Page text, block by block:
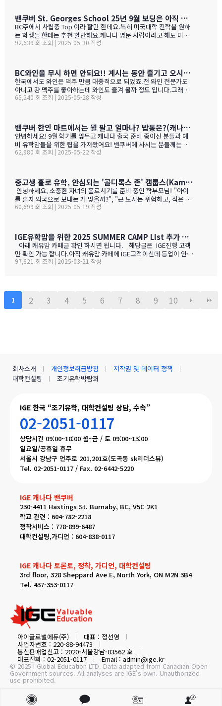
고등학교의 경우 (9개 지표):평균 시험 점수 (Average exam mark)
졸업률 (Diploma completion rate)학생당 이수 과목 수 (Courses
taken per student)진급 지연율 (Delayed advancement rate)
시험 낙제율 (Percentage of exams failed)학교 vs 시험 점수 차
이 (School vs. exam mark difference) 7-9. 성별 격차 지표 3개
밴쿠버 St. Georges School 25년 9월 보딩은 아직 자리가 있다고 하네요.
BC주에서 사립중 Top 이라 할만 한데요.특히 미국대학 진학을 원하
는 학생들 한테는 추천 할만해요.캐나다 명문 사립이라고 해도 미국
대학 진학은 그저그런 학교도 많거던요.이학교가 하여간 학비+보딩
ent TuitionCanadian Students$73,500American / Mexican / or
Non-Resident Canadian Students$84,000International Stude
nts$99,500
92,639 회 조회 | 2025-05-30 작성
BC와인을 무시 하면 안되요!! 계시는 동안 즐기고 오시기를 바랍니다. (밴쿠버에서 소주는 얼마?)
한국에서도 와인은 맥주 만큼 대중적으로 되었죠.전 와인 전문가도
아니고 걍 맥주를 좋아하는데 와인도 즐겨 볼까 정도 입니다.그래도
와인을 이것 저것 10년넘게 먹다 보니 캐나다, 미국 와인이 유럽산 대
나가 술을 마트,편의점에서 팔지 않고 따로 리쿼스토어나 와인 N 비
어 스토어만 가야 살수 있다는 것이죠.하여간 이번에는 BC와인 장점
을 한번 알아볼게요. GPT가 정리 해본 글이에요. 한번 보세요.그리고
어떤 와인이 있나? 아래 사진으로 함 보세요.ㅎㅎ 그리고 밴쿠버에서
파는 한국 소주 종류와 가격도 함 보세요. 당연 한국보다 비싸죠!!!1.
0-15 % 길고, 일교차가 커 산도가 살아 있음. 서늘한 밤 덕분에 과일
향이 …
65,240 회 조회 | 2025-05-28 작성
밴쿠버 한인 마트에서는 뭘 팔고 얼마나? 밥통은?(캐나다 출국 준비 중이신 분들과 예비 유학맘들을 위한)
안녕하세요! 9월 학기를 앞두고 캐나다 출국 준비 중이신 분들과 예
비 유학맘들을 위한 팁을 가져왔어요! 밴쿠버에 사시는 분들께는 이
미 익숙한 정보일 수도 있지만, 처음 가시는 분들께는 정말 유용할 거
하지만, 밴쿠버 지역에서는 한남마트도 있죠. (홍보글 절대 아님 ㅋ
ㅋ)사진들을 보시면서 가격대와 어떤 물건들이 있는지 미리 체크해
보세요!특히 주목할 점은 전기밥솥인데요, 한국에서 가져간 제품은
전압이 달라서 사용할 수 없어서 어쩔 수 없이 현지에서 새로 구입해
야 하는 것중 하나 일수 있죠? 하기는 요새는 워낙 밥들을 먹지 않다
62,980 회 조회 | 2025-05-22 작성
중고생 홀로 유학, 안심되는 '골디록스 존' 캠룹스(Kamloops)가 정답입니다
를 혼자 외국으로 보내는 게 맞을까?", "큰 도시는 위험하고, 작은 도
시는 교육환경이 부족할까?" 이런 고민으로 밤잠 설치시죠? 오늘은
록스 존이란 '너무 크지도 작지도 않은, 딱 적당한 환경'을 말해요. 아
이 혼자 유학가기에 캠룹스가 딱 맞는 이유, 함께 알아볼까요? ?️ 아
이 혼자서도 쉽게 적응할 수 있는 도시 규모 인구 약 1…
60,699 회 조회 | 2025-05-19 작성
IGE유학맘을 위한 2025 SUMMER CAMP LIst 추가 되었습니다.
아래 캐유맘 카페글 확인 하시면 됩니다. 해당글은 IGE진행 고객
만 확인 가능 합니다.아직 캐유맘 카페에 IGE고객이신데 등업이 안된
분들은 등업 신청 해주시기 바랍니다. 해당글 바로 가기 --> http
97,621 회 조회 | 2025-03-21 작성
1 2 3 4 5 6 7 8 9 10
IGE 한국 “조기유학, 대학컨설팅 상담, 수속”
02-2051-0117
상담시간 09:00~18:00 월~금 / 토 09:00~13:00
일요일/공휴일 휴무
서울시 강남구 언주로 201,201호(도곡동 sk리더스뷰)
Tel. 02-2051-0117 / Fax. 02-6442-5220
IGE 캐나다 밴쿠버
230-4411 Hastings St. Burnaby, BC, V5C 2K1
학교 관련 : 604-782-2218
정착서비스 : 778-899-6487
대학컨설팅,가디언 : 604-838-0117
IGE 캐나다 토론토, 정착, 가디언, 대학컨설팅
3rd floor, 328 Sheppard Ave E, North York, ON M2N 3B4
Tel. 437-353-0117
아이글로벌에듀(주) 대표 : 정선영
사업자번호 : 220-88-94473
통신판매업신고 : 2020-서울강남-03562 호
대표전화 : 02-2051-0117 Email : admin@ige.kr
회사소개 개인정보취급방침
저작권 및 데이터 정책
대학컨설팅
조기유학박람회
© 2025 I Global Education LTD. Data adapted from Canadian Open
Government sources. All analyses are IGE's own. Unauthorized
use prohibited.